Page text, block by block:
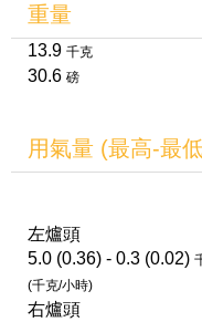
重量
13.9 千克
30.6 磅
用氣量 (最高-最
左爐頭
5.0 (0.36) - 0.3 (0.02)
(千克/小時)
右爐頭